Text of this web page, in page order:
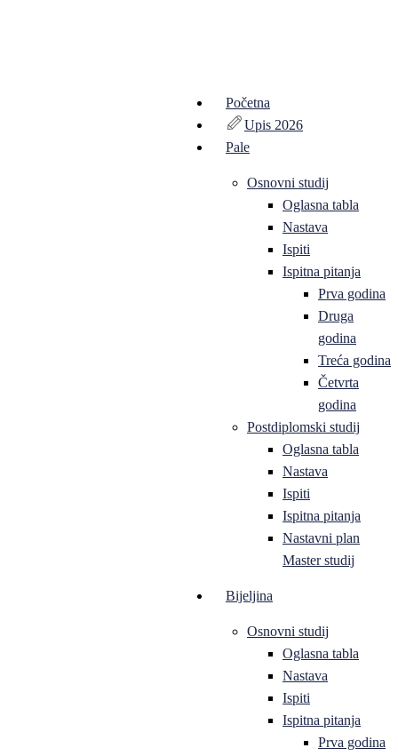
Početna
Upis 2026
Pale
Osnovni studij
Oglasna tabla
Nastava
Ispiti
Ispitna pitanja
Prva godina
Druga
godina
Treća godina
Četvrta
godina
Postdiplomski studij
Oglasna tabla
Nastava
Ispiti
Ispitna pitanja
Nastavni plan
Master studij
Bijeljina
Osnovni studij
Oglasna tabla
Nastava
Ispiti
Ispitna pitanja
Prva godina